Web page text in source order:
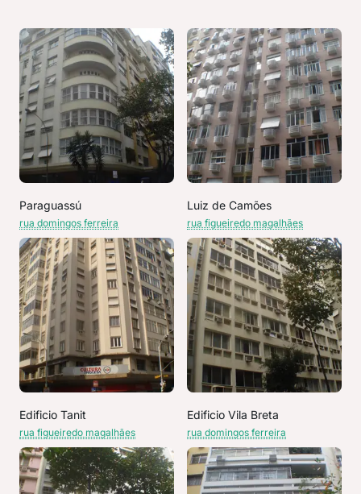
Paraguassú
rua domingos ferreira
Luiz de Camões
rua figueiredo magalhães
Edificio Tanit
rua figueiredo magalhães
Edificio Vila Breta
rua domingos ferreira